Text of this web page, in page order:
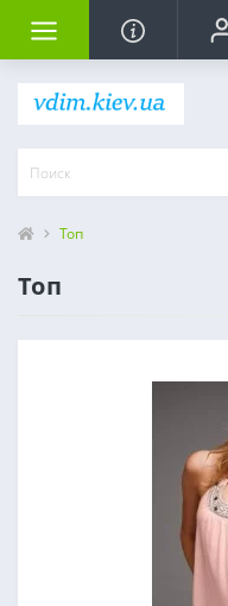
Топ
Топ